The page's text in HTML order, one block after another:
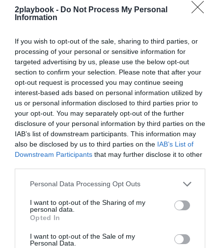
2playbook - Do Not Process My Personal
Information
If you wish to opt-out of the sale, sharing to third parties, or
processing of your personal or sensitive information for
targeted advertising by us, please use the below opt-out
section to confirm your selection. Please note that after your
opt-out request is processed you may continue seeing
interest-based ads based on personal information utilized by
us or personal information disclosed to third parties prior to
your opt-out. You may separately opt-out of the further
disclosure of your personal information by third parties on the
IAB’s list of downstream participants. This information may
also be disclosed by us to third parties on the IAB’s List of
Downstream Participants that may further disclose it to other
Personal Data Processing Opt Outs
I want to opt-out of the Sharing of my
personal data.
Opted In
I want to opt-out of the Sale of my
Personal Data.
que es la mejor forma de atraer. Pero al mismo tiempo,
hay que intentar no hacerlo siempre de una manera
con un diseño atractivo del maillot... También creo que
la accesibilidad a los corredores y al equipo es muy
importante para mejorar la conexión con los
aficionados y conseguir más seguidores, aunque al final
lo más importante son los ciclistas. Si tienes los
ciclistas adecuados, tendrás más seguidores. Y no se
trata sólo de los resultados en una carrera, se trata de
lo atractivo que pueda ser ese corredor para las
audiencias. Los ciclistas más atractivos son los que
mejor pueden aumentar tu base de aficionados.
El ciclismo es un deporte muy tradicional,
marcado por coberturas televisivas de muchas
horas y muchos momentos sin acción en carrera.
las nuevas audiencias y, especialmente, de las
Creo que hay que explotar más la producción de
vídeos y situaciones emocionantes de las carreras.
en las bicicletas que han ayudado mucho. Por otro lado,
también deberíamos empezar a pensar en la